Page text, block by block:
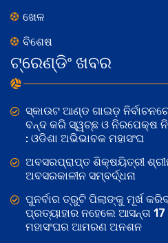
ଖେଳ
ବିଶେଷ
ଟ୍ରେଣ୍ଡିଂ ଖବର
ସ୍କାଉଟ ଆଣ୍ଡ ଗାଇଡ଼
ବନ୍ଦ କରି ସ୍ୱଚ୍ଛ ଓ ନିରପେକ୍ଷ
: ଓଡିଶା ଅଭିଭାବକ ମହାସଂଘ
ଅବସରପ୍ରାପ୍ତ ଶିକ୍ଷୟିତ୍ରୀ
ଅବସରକାଳୀନ ସମ୍ବର୍ଦ୍ଧନା
ପୁନର୍ବାର ତ୍ରୁଟି ପିଲାଙ୍କୁ ମୂର୍ଖ
ପ୍ରତ୍ୟାହାର ନହେଲେ ଆସନ୍ତା
ମହାସଂଘର ଆମରଣ ଅନଶନ